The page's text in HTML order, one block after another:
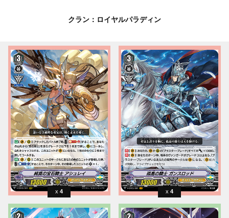
クラン：ロイヤルパラディン
4 4